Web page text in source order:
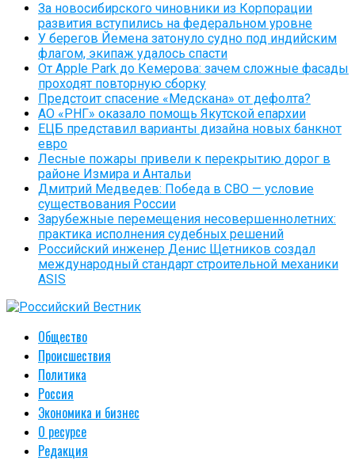
За новосибирского чиновники из Корпорации
развития вступились на федеральном уровне
У берегов Йемена затонуло судно под индийским
флагом, экипаж удалось спасти
От Apple Park до Кемерова: зачем сложные фасады
проходят повторную сборку
Предстоит спасение «Медскана» от дефолта?
АО «РНГ» оказало помощь Якутской епархии
ЕЦБ представил варианты дизайна новых банкнот
евро
Лесные пожары привели к перекрытию дорог в
районе Измира и Антальи
Дмитрий Медведев: Победа в СВО — условие
существования России
Зарубежные перемещения несовершеннолетних:
практика исполнения судебных решений
Российский инженер Денис Щетников создал
международный стандарт строительной механики
ASIS
Общество
Происшествия
Политика
Россия
Экономика и бизнес
О ресурсе
Редакция